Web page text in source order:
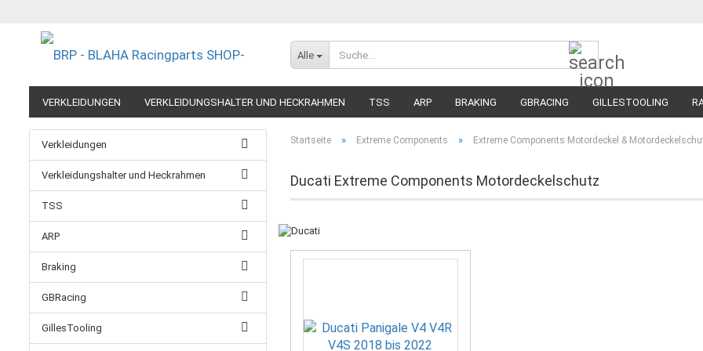
Alle
VERKLEIDUNGEN VERKLEIDUNGSHALTER UND HECKRAHMEN TSS ARP BRAKING GBRACING GILLESTOOLING
EXTREME COMPONENTS FELGEN IM MOTORRADRENNSPORT MEGA SALE RENNREIFEN FÜR MOTORRÄDER
Startseite » Extreme Components » Extreme Components Motordeckel &
Ducati Extreme Components Motordeckelschutz
Verkleidungen
Verkleidungshalter und Heckrahmen
TSS
ARP
Braking
GBRacing
GillesTooling